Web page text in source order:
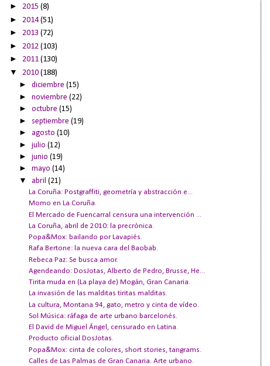
► 2015 (8)
► 2014(51)
► 2013 (72)
► 2012 (103)
► 2011 (130)
▼ 2010 (188)
►diciembre(15)
►noviembre(22)
►octubre(15)
► septiembre(19)
► agosto(10)
►julio(12)
►junio(19)
►mayo(14)
▼ abril(21)
La Coruña: Postgraffiti, geometría y abstracción e...
Momo en La Coruña.
El Mercado de Fuencarral censura una intervención ...
La Coruña, abril de 2010: la precrónica.
Popa&Mox: bailando por Lavapiés.
Rafa Bertone: la nueva cara del Baobab.
Rebeca Paz: Se busca amor.
Agendeando: DosJotas, Alberto de Pedro, Brusse, He...
Tirita muda en (La playa de) Mogán, Gran Canaria.
La invasión de las malditas tiritas malditas.
La cultura, Montana 94, gato, metro y cinta de vídeo.
Sol Música: ráfaga de arte urbano barcelonés.
El David de Miguel Ángel, censurado en Latina.
Producto oficial DosJotas.
Popa&Mox: cinta de colores, short stories, tangrams.
Calles de Las Palmas de Gran Canaria. Arte urbano.